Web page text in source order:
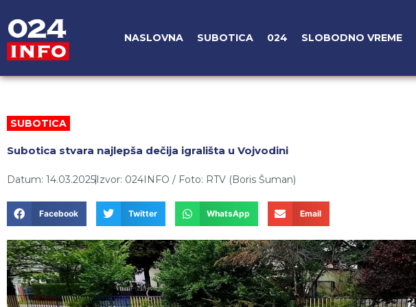
на
садржај
NASLOVNA SUBOTICA 024 SLOBODNO VREME
SUBOTICA
Subotica stvara najlepša dečija igrališta u Vojvodini
Datum: 14.03.2025Izvor: 024INFO / Foto: RTV (Boris Šuman)
Facebook Twitter WhatsApp Email